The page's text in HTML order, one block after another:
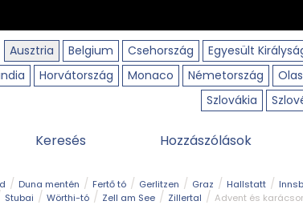
Ausztria
Belgium Csehország Egyesült
Horvátország Monaco Németország
Szlovákia
Keresés Hozzászólások
Duna mentén Fertő tó Gerlitzen Graz Hallstatt
Stubai Wörthi-tó Zell am See Zillertal Advent és